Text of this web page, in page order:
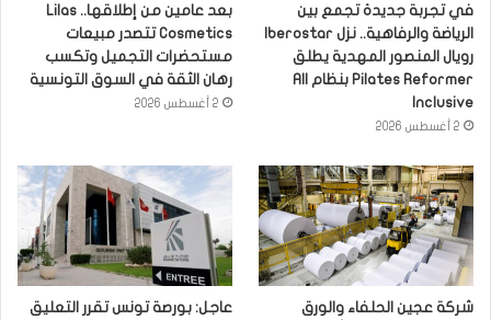
في تجربة جديدة تجمع بين
رويال المنصور المهدية يطلق
Pilates Reformer بنظام All
Inclusive
2 أغسطس 2026
بعد عامين من إطلاقها.. Lilas
Cosmetics تتصدر مبيعات
مستحضرات التجميل وتكسب
رهان الثقة في السوق التونسية
2 أغسطس 2026
شركة عجين الحلفاء والورق
عاجل: بورصة تونس تقرر التعليق